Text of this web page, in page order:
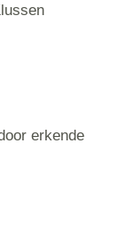
erkende